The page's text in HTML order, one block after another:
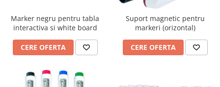
Marker negru pentru tabla
interactiva si white board
CERE OFERTA
Suport magnetic pentru
markeri (orizontal)
CERE OFERTA